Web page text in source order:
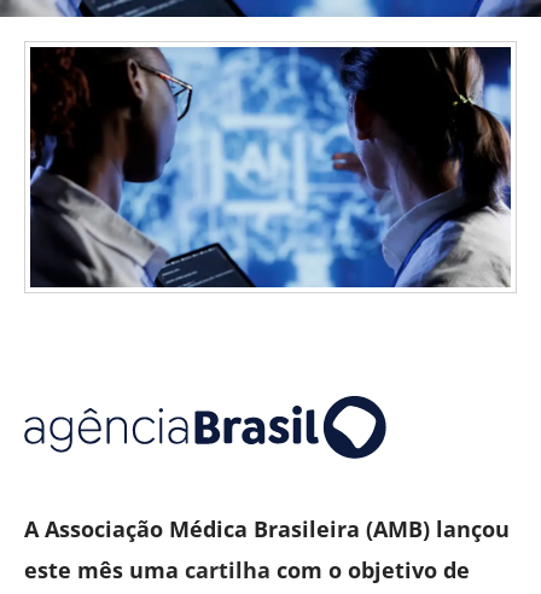
A Associação Médica Brasileira (AMB) lançou
este mês uma cartilha com o objetivo de